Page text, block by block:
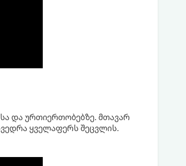
და ურთიერთობებზე. მთავარ
ყველაფერს შეცვლის.